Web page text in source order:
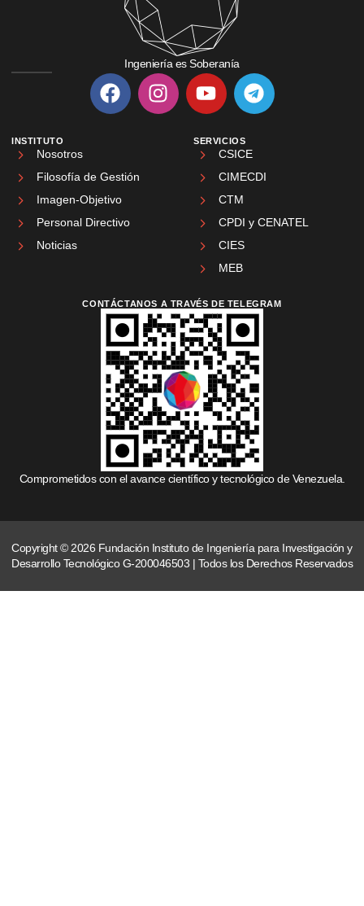
Ingeniería es Soberanía
INSTITUTO
Nosotros
Filosofía de Gestión
Imagen-Objetivo
Personal Directivo
Noticias
SERVICIOS
CSICE
CIMECDI
CTM
CPDI y CENATEL
CIES
MEB
CONTÁCTANOS A TRAVÉS DE TELEGRAM
Comprometidos con el avance científico y tecnológico de Venezuela.
Copyright © 2026 Fundación Instituto de Ingeniería para Investigación y
Desarrollo Tecnológico G-200046503 | Todos los Derechos Reservados